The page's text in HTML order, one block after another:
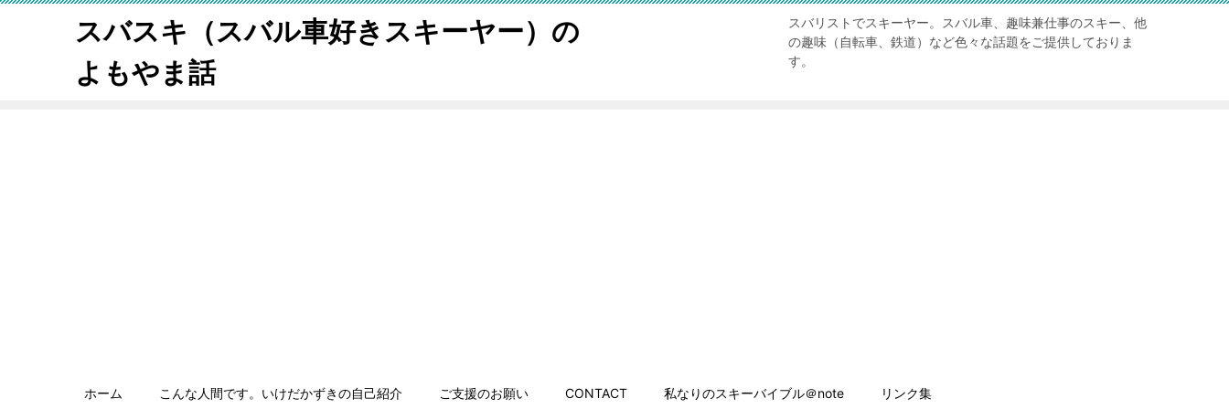
スバスキ（スバル車好きスキーヤー）の
よもやま話
スバリストでスキーヤー。スバル車、趣味兼仕事のスキー、他
の趣味（自転車、鉄道）など色々な話題をご提供しておりま
す。
ホーム こんな人間です。いけだかずきの自己紹介 ご支援のお願い CONTACT 私なりのスキーバイブル＠note リンク集